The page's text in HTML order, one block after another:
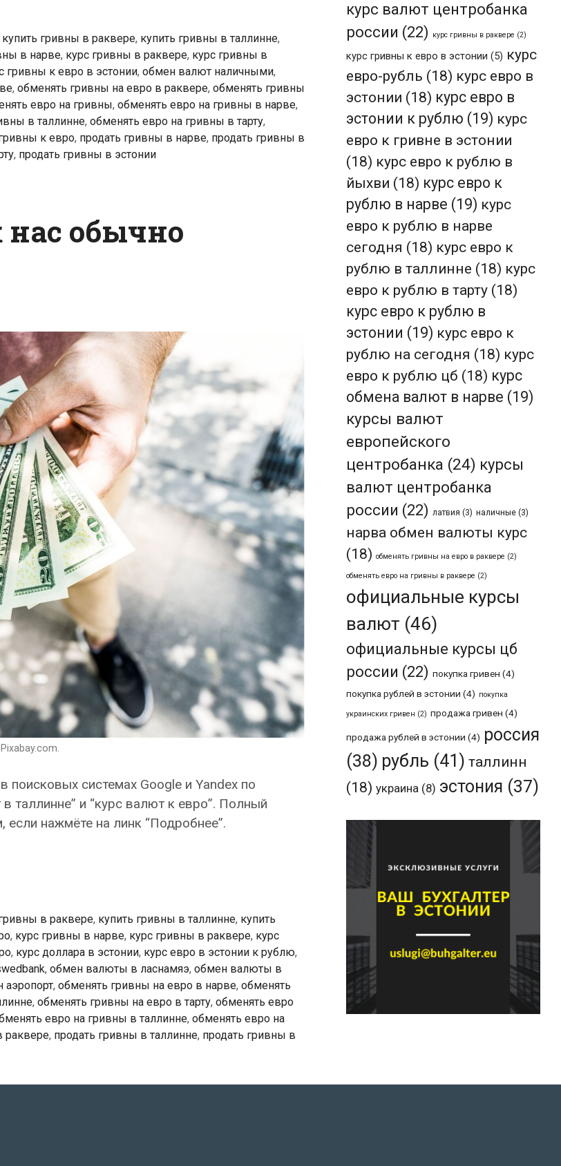
купить гривны в раквере, купить гривны в таллинне,
в нарве, курс гривны в раквере, курс гривны в
гривны к евро в эстонии, обмен валют наличными,
, обменять гривны на евро в раквере, обменять гривны
евро на гривны, обменять евро на гривны в нарве,
в таллинне, обменять евро на гривны в тарту,
к евро, продать гривны в нарве, продать гривны в
, продать гривны в эстонии
обычно
поисковых системах Google и Yandex по
таллинне” и “курс валют к евро”. Полный
если нажмёте на линк “Подробнее”.
в раквере, купить гривны в таллинне, купить
, курс гривны в нарве, курс гривны в раквере, курс
, курс доллара в эстонии, курс евро в эстонии к рублю,
, обмен валюты в ласнамяэ, обмен валюты в
, обменять гривны на евро в нарве, обменять
, обменять гривны на евро в тарту, обменять евро
евро на гривны в таллинне, обменять евро на
раквере, продать гривны в таллинне, продать гривны в
курс валют центробанка
россии (22) курс гривны в раквере (2)
курс гривны к евро в эстонии (5) курс
евро-рубль (18) курс евро в
эстонии (18) курс евро в
эстонии к рублю (19) курс
евро к гривне в эстонии
(18) курс евро к рублю в
йыхви (18) курс евро к
рублю в нарве (19) курс
евро к рублю в нарве
сегодня (18) курс евро к
рублю в таллинне (18) курс
евро к рублю в тарту (18)
курс евро к рублю в
эстонии (19) курс евро к
рублю на сегодня (18) курс
евро к рублю цб (18) курс
обмена валют в нарве (19)
курсы валют
европейского
центробанка (24) курсы
валют центробанка
россии (22) латвия (3) наличные (3)
нарва обмен валюты курс
(18) обменять гривны на евро в раквере (2)
обменять евро на гривны в раквере (2)
официальные курсы
валют (46)
официальные курсы цб
россии (22) покупка гривен (4)
покупка рублей в эстонии (4) покупка
украинских гривен (2) продажа гривен (4)
продажа рублей в эстонии (4) россия
(38) рубль (41) таллинн
(18) украина (8) эстония (37)